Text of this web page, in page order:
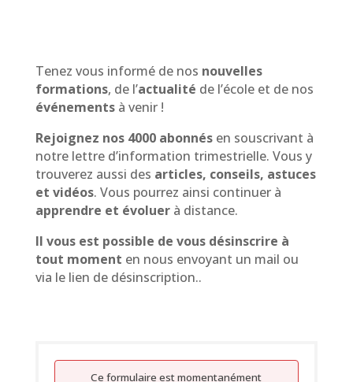
Tenez vous informé de nos nouvelles
formations, de l’actualité de l’école et de nos
événementsà venir !
Rejoignez nos 4000 abonnés en souscrivant à
notre lettre d’information trimestrielle. Vous y
trouverez aussi des articles, conseils, astuces
et vidéos. Vous pourrez ainsi continuer à
apprendre et évoluerà distance.
Il vous est possible de vous désinscrire à
tout moment en nous envoyant un mail ou
via le lien de désinscription..
Ce formulaire est momentanément